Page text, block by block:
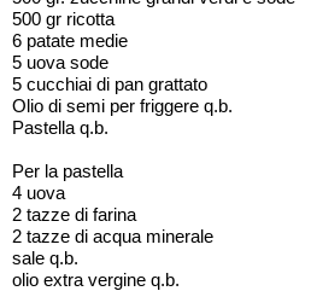
500 gr ricotta
6 patate medie
5 uova sode
5 cucchiai di pan grattato
Olio di semi per friggere q.b.
Pastella q.b.
Per la pastella
4 uova
2 tazze di farina
2 tazze di acqua minerale
sale q.b.
olio extra vergine q.b.